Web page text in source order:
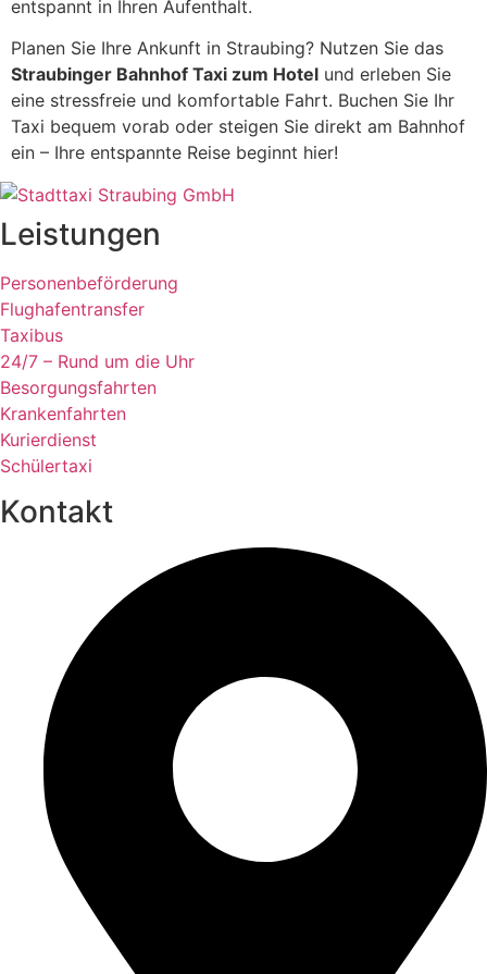
entspannt in Ihren Aufenthalt.
Planen Sie Ihre Ankunft in Straubing? Nutzen Sie das
Straubinger Bahnhof Taxi zum Hotel und erleben Sie
eine stressfreie und komfortable Fahrt. Buchen Sie Ihr
Taxi bequem vorab oder steigen Sie direkt am Bahnhof
ein – Ihre entspannte Reise beginnt hier!
Leistungen
Personenbeförderung
Flughafentransfer
Taxibus
24/7 – Rund um die Uhr
Besorgungsfahrten
Krankenfahrten
Kurierdienst
Schülertaxi
Kontakt